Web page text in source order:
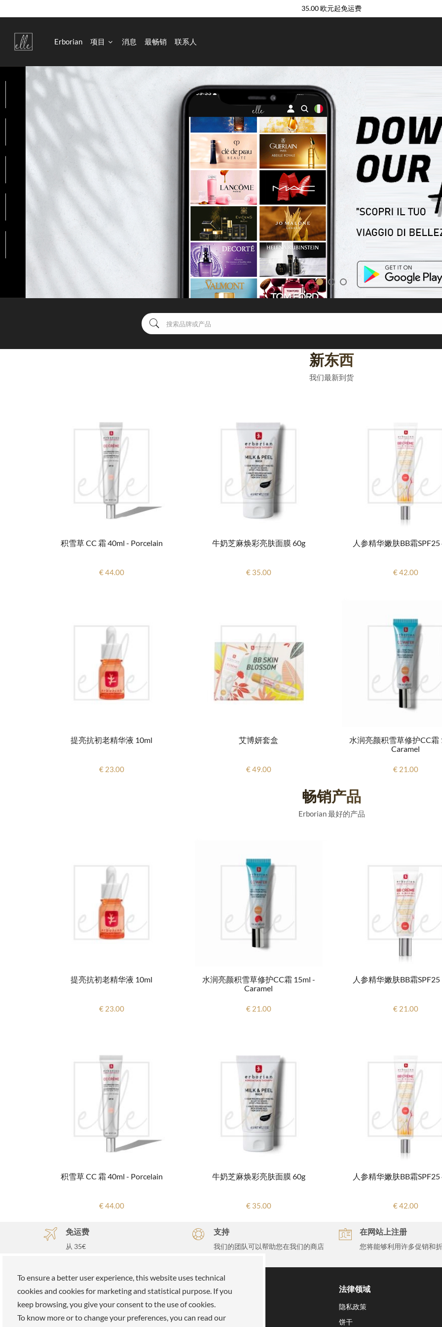
35.00 欧元起免运费
Erborian 项目 消息 最畅销 联系人
新东西
我们最新到货
积雪草 CC 霜 40ml - Porcelain
€ 44.00
提亮抗初老精华液 10ml
€ 23.00
牛奶芝麻焕彩亮肤面膜 60g
€ 35.00
艾博妍套盒
€ 49.00
人参精华嫩肤BB霜SPF25
€ 42.00
水润亮颜积雪草修护CC霜
Caramel
€ 21.00
畅销产品
Erborian 最好的产品
提亮抗初老精华液 10ml
€ 23.00
积雪草 CC 霜 40ml - Porcelain
€ 44.00
水润亮颜积雪草修护CC霜 15ml -
Caramel
€ 21.00
牛奶芝麻焕彩亮肤面膜 60g
€ 35.00
人参精华嫩肤BB霜SPF25
€ 21.00
人参精华嫩肤BB霜SPF25
€ 42.00
免运费
从 35€
支持
我们的团队可以帮助您在我们的商店
在网站上注册
您将能够利用许多促销和
ELLE SPA
所有品牌
预约
关于我们
我们的使命
加入我们
法律领域
隐私政策
饼干
To ensure a better user experience, this website uses technical
cookies and cookies for marketing and statistical purpose. If you
keep browsing, you give your consent to the use of cookies.
To know more or to change your preferences, you can read our